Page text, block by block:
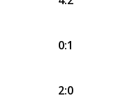
0:1
2:0